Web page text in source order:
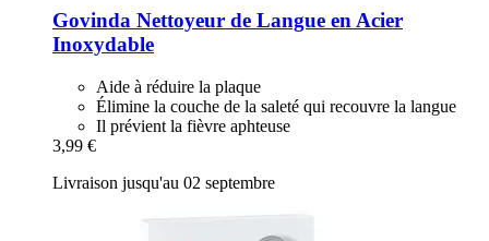
Govinda Nettoyeur de Langue en Acier
Inoxydable
Aide à réduire la plaque
Élimine la couche de la saleté qui recouvre la langue
Il prévient la fièvre aphteuse
3,99 €
Livraison jusqu'au 02 septembre